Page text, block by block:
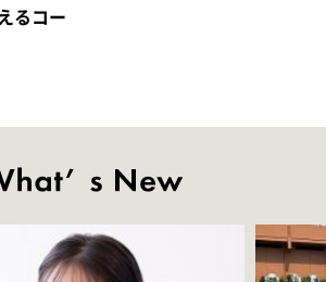
るコー